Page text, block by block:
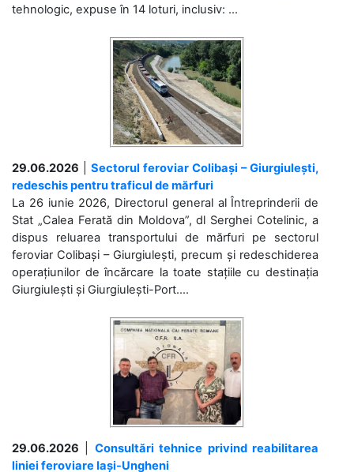
tehnologic, expuse în 14 loturi, inclusiv: ...
29.06.2026
Sectorul feroviar Colibași – Giurgiulești,
redeschis pentru traficul de mărfuri
La 26 iunie 2026, Directorul general al Întreprinderii de
Stat „Calea Ferată din Moldova”, dl Serghei Cotelinic, a
dispus reluarea transportului de mărfuri pe sectorul
feroviar Colibași – Giurgiulești, precum și redeschiderea
operațiunilor de încărcare la toate stațiile cu destinația
Giurgiulești și Giurgiulești-Port....
29.06.2026
Consultări tehnice privind reabilitarea
liniei feroviare Iași-Ungheni